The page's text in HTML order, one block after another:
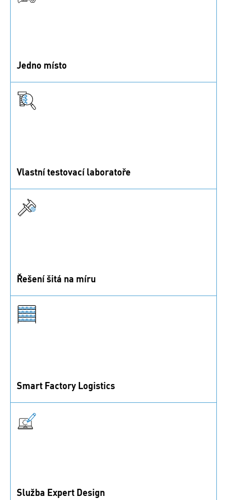
Jedno místo
elektrických a funkčních prvků, které máme skladem.
Vlastní testovací laboratoře
škálu testovacích metod.
Řešení šitá na míru
individuální potřeby. Poraďte se s námi!
Smart Factory Logistics
Služba Expert Design